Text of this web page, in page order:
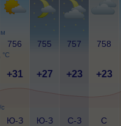
756 755 757 758
+31 +27 +23 +23
Ю-З
Ю-З
С-З
С